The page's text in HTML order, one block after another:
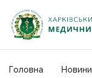
Головна Новини